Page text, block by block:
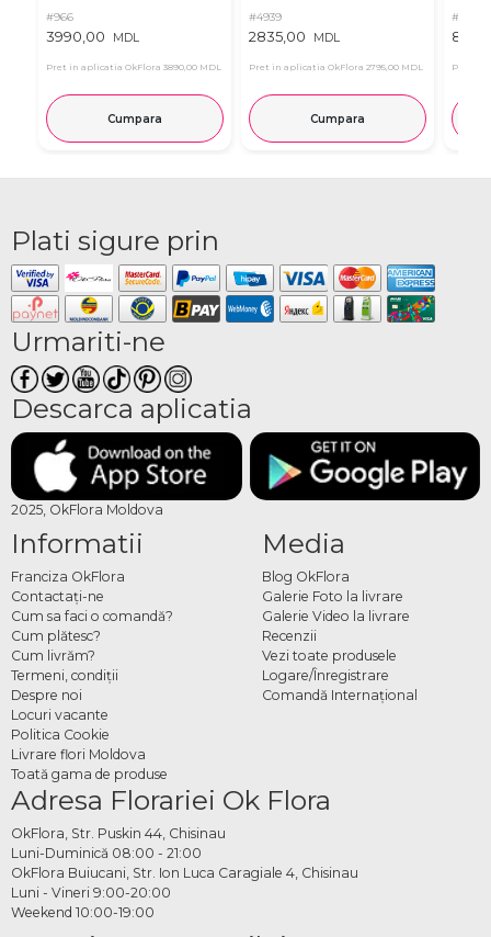
#966
3990,00 MDL
Pret in aplicatia OkFlora 3890,00 MDL
Cumpara
#4939
2835,00 MDL
Pret in aplicatia OkFlora 2795,00 MDL
Cumpara
#11
Pret in
Plati sigure prin
Urmariti-ne
Descarca aplicatia
2025, OkFlora Moldova
Informatii
Franciza OkFlora
Contactaţi-ne
Cum sa faci o comandă?
Cum plătesc?
Cum livrăm?
Termeni, condiţii
Despre noi
Locuri vacante
Politica Cookie
Livrare flori Moldova
Toată gama de produse
Media
Blog OkFlora
Galerie Foto la livrare
Galerie Video la livrare
Recenzii
Vezi toate produsele
Logare/Înregistrare
Comandă Internațional
Adresa Florariei Ok Flora
OkFlora, Str. Puskin 44, Chisinau
Luni-Duminică 08:00 - 21:00
OkFlora Buiucani, Str. Ion Luca Caragiale 4, Chisinau
Luni - Vineri 9:00-20:00
Weekend 10:00-19:00